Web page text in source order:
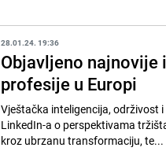
28.01.24. 19:36
Objavljeno najnovije
profesije u Europi
Vještačka inteligencija, održivost
LinkedIn-a o perspektivama
kroz ubrzanu transformaciju, te...